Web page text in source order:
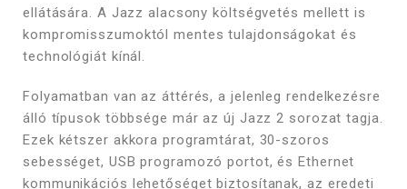
ellátására. A Jazz alacsony költségvetés mellett is
kompromisszumoktól mentes tulajdonságokat és
technológiát kínál.
Folyamatban van az áttérés, a jelenleg rendelkezésre
álló típusok többsége már az új Jazz 2 sorozat tagja.
Ezek kétszer akkora programtárat, 30-szoros
sebességet, USB programozó portot, és Ethernet
kommunikációs lehetőséget biztosítanak, az eredeti